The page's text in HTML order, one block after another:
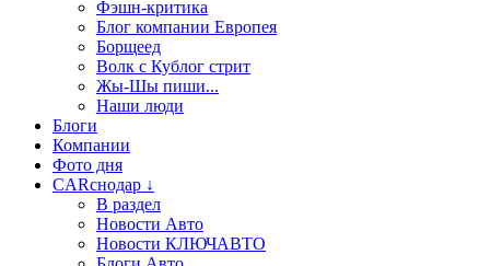
Фэшн-критика
Блог компании Европея
Борщеед
Волк с Кублог стрит
Жы-Шы пиши...
Наши люди
Блоги
Компании
Фото дня
CARснодар ↓
В раздел
Новости Авто
Новости КЛЮЧАВТО